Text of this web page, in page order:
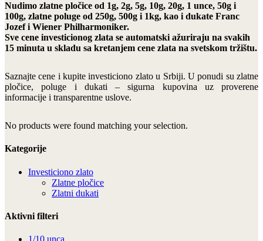
Nudimo zlatne pločice od 1g, 2g, 5g, 10g, 20g, 1 unce, 50g i
100g, zlatne poluge od 250g, 500g i 1kg, kao i dukate Franc
Jozef i Wiener Philharmoniker.
Sve cene investicionog zlata se automatski ažuriraju na svakih
15 minuta u skladu sa kretanjem cene zlata na svetskom tržištu.
Saznajte cene i kupite investiciono zlato u Srbiji. U ponudi su zlatne
pločice, poluge i dukati – sigurna kupovina uz proverene
informacije i transparentne uslove.
No products were found matching your selection.
Kategorije
Investiciono zlato
Zlatne pločice
Zlatni dukati
Aktivni filteri